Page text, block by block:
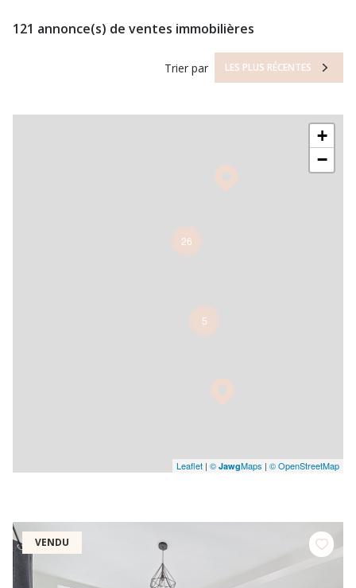
121 annonce(s) de ventes immobilières
Trier par LES PLUS RÉCENTES
5
26
+
−
Leaflet | © JawgMaps | © OpenStreetMap
VENDU